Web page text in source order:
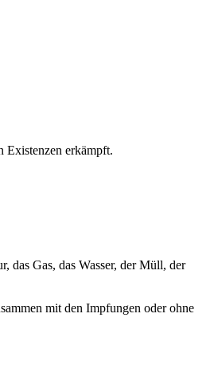
Existenzen erkämpft.
das Gas, das Wasser, der Müll, der
mit den Impfungen oder ohne